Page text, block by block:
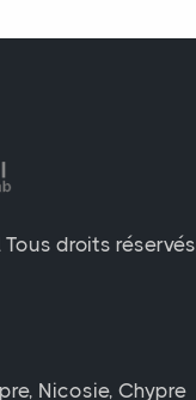
Tous droits réservés
Nicosie, Chypre